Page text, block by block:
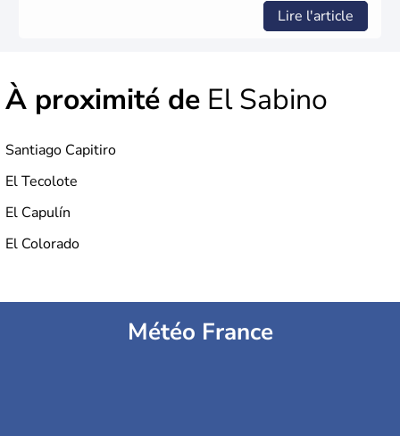
Lire l'article
À proximité de El Sabino
Santiago Capitiro
El Tecolote
El Capulín
El Colorado
Météo France